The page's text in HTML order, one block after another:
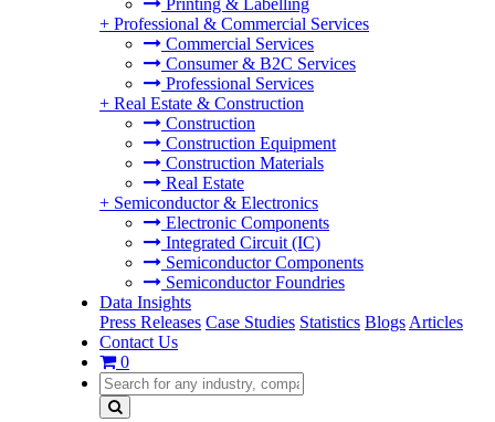
Printing & Labelling
+ Professional & Commercial Services
Commercial Services
Consumer & B2C Services
Professional Services
+ Real Estate & Construction
Construction
Construction Equipment
Construction Materials
Real Estate
+ Semiconductor & Electronics
Electronic Components
Integrated Circuit (IC)
Semiconductor Components
Semiconductor Foundries
Data Insights
Press Releases Case Studies Statistics Blogs Articles
Contact Us
0